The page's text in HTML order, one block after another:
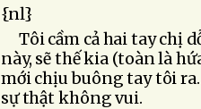
{nl}
Tôi cầm cả hai tay chị
này, sẽ thế kia (toàn là
mới chịu buông tay tôi
sự thật không vui.